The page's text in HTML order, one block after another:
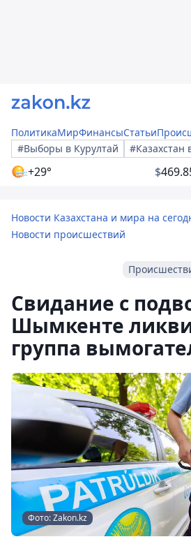
ПолитикаМирФинансыСтатьи
#Выборы в Курултай
#Казахстан
+29° $
Новости Казахстана и мира на
Новости происшествий
Свидание с
Шымкенте
группа
Фото: Zakon.kz